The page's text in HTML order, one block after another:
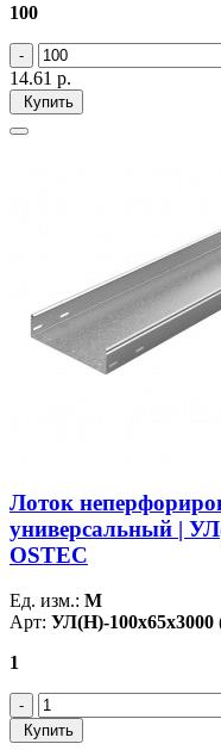
100
14.61 р.
Купить
Лоток
универсальный |
OSTEC
Ед. изм.: М
Арт: УЛ(Н)-100х65х3000
1
Купить